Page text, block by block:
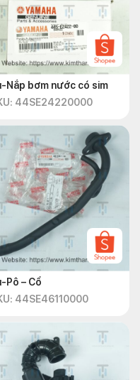
Nắp bơm nước có sim
44SE24220000
Pô – Cổ
44SE46110000